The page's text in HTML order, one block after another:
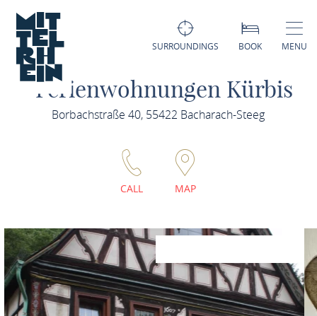
SURROUNDINGS BOOK MENU
Ferienwohnungen Kürbis
Borbachstraße 40, 55422 Bacharach-Steeg
CALL MAP